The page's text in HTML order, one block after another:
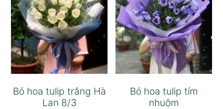
Bó hoa tulip trắng Hà
Lan 8/3
Bó hoa tulip tím
nhuộm